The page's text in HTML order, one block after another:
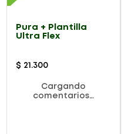
Pura + Plantilla
Ultra Flex
$ 21 .300
Cargando
comentarios…